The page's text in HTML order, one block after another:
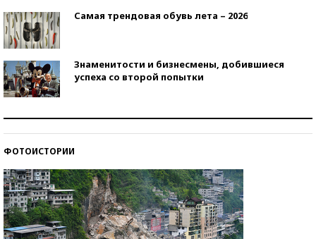
Самая трендовая обувь лета – 2026
Знаменитости и бизнесмены, добившиеся
успеха со второй попытки
ФОТОИСТОРИИ